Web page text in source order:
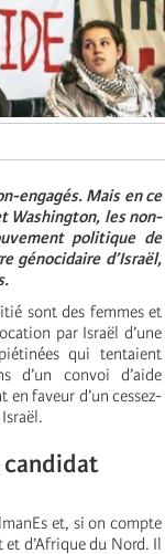
engagés. Mais en ce
Washington, les non-
politique de
génocidaire d’Israël,
sont des femmes et
par Israël d’une
qui tentaient
d’un convoi d’aide
faveur d’un cessez-
candidat
et, si on compte
d’Afrique du Nord. Il